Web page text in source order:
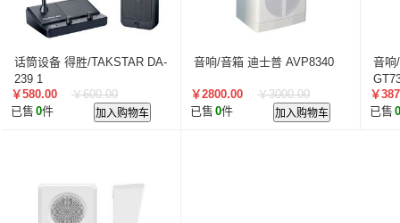
话筒设备 得胜/TAKSTAR DA-
239 1
￥580.00
￥600.00
已售 0件 加入购物车
音响/音箱 迪士普 AVP8340
￥2800.00
￥3000.00
已售 0件 加入购物车
音响
￥
已售 0